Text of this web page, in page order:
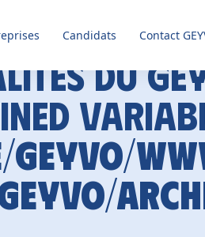
Candidats Contact
du
geyvo/